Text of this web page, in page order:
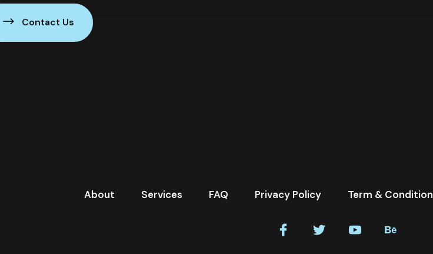
Contact Us
About Services FAQ Privacy Policy Term & Condition